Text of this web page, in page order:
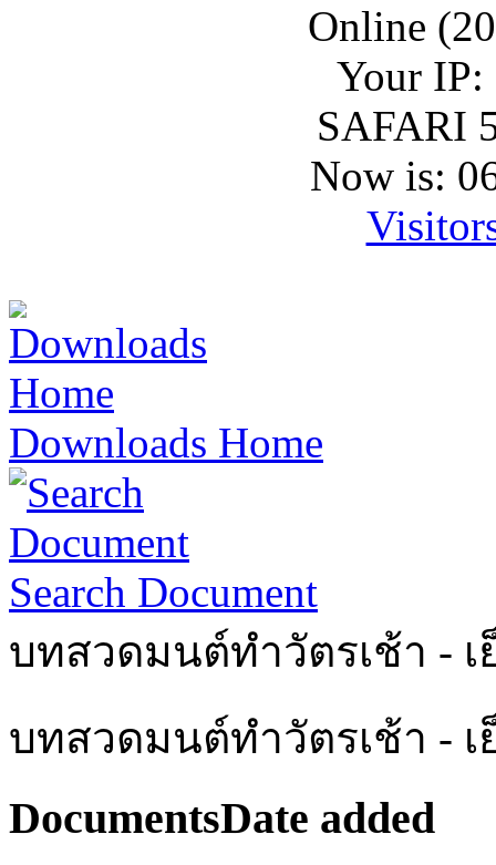
Online
Your IP:
SAFARI
Now is:
Downloads Home
Search Document
บทสวดมนต์ทำวัตรเช้า - เ
บทสวดมนต์ทำวัตรเช้า -
DocumentsDate added